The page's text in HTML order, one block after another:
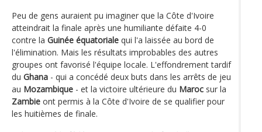
Peu de gens auraient pu imaginer que la Côte d'Ivoire
atteindrait la finale après une humiliante défaite 4-0
contre la Guinée équatoriale qui l'a laissée au bord de
l'élimination. Mais les résultats improbables des autres
groupes ont favorisé l'équipe locale. L'effondrement tardif
du Ghana - qui a concédé deux buts dans les arrêts de jeu
au Mozambique - et la victoire ultérieure du Maroc sur la
Zambie ont permis à la Côte d'Ivoire de se qualifier pour
les huitièmes de finale.